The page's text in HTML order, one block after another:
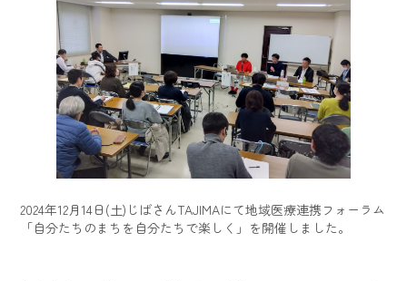
2024年12月14日(土)じばさんTAJIMAにて地域医療連携フォーラム
「自分たちのまちを自分たちで楽しく」を開催しました。